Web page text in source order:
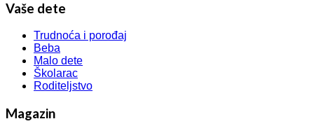
Vaše dete
Trudnoća i porođaj
Beba
Malo dete
Školarac
Roditeljstvo
Magazin